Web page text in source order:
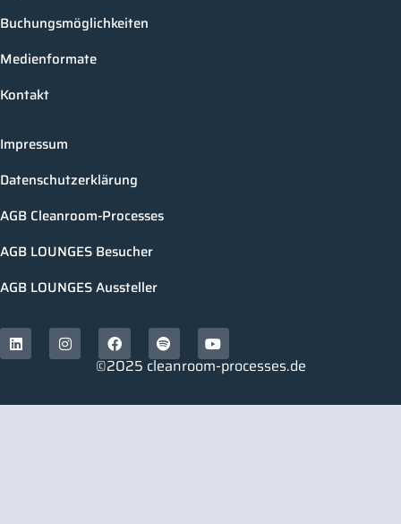
Buchungsmöglichkeiten
Medienformate
Kontakt
Impressum
Datenschutzerklärung
AGB Cleanroom-Processes
AGB LOUNGES Besucher
AGB LOUNGES Aussteller
©2025 cleanroom-processes.de